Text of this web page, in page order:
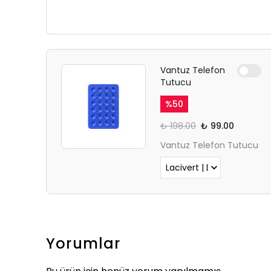
Vantuz Telefon
Tutucu
%50
₺ 198.00 ₺ 99.00
Vantuz Telefon Tutucu
Yorumlar